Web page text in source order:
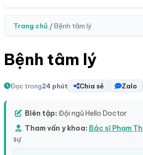
Trang chủ /Bệnh tâm lý
Bệnh tâm lý
Đọc trong24 phút Chia sẻ Zalo
Biên tập: Đội ngũ Hello Doctor
Tham vấn y khoa: Bác sĩ Phạm
sự